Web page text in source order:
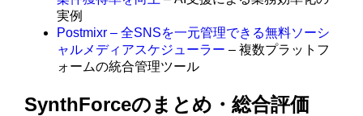
実例
Postmixr – 全SNSを一元管理できる無料ソーシ
ャルメディアスケジューラー – 複数プラットフ
ォームの統合管理ツール
SynthForceのまとめ・総合評価